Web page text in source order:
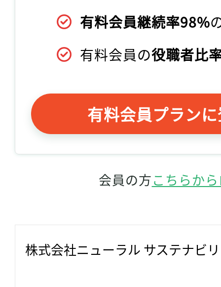
有料会員継続率98%
有料会員の役職者比
有料会員プラン
会員の方こちらか
株式会社ニューラル サステナビ